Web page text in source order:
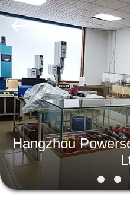
CASA
PRODOTTI
CIRCA
NOI
GIRO
Hangzhou
Powersonic
Equipment
Ltd..
All
Reserved.
Hangzhou